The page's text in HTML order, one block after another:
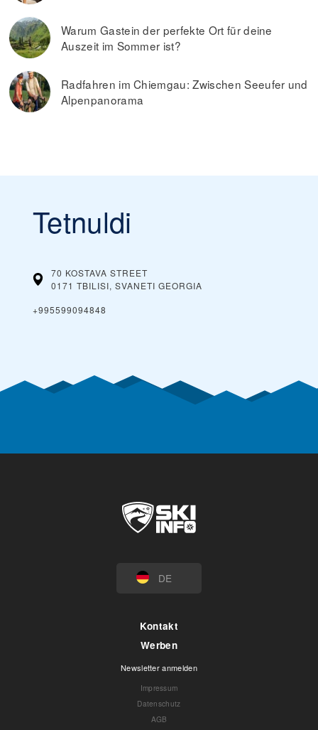
Warum Gastein der perfekte Ort für deine
Auszeit im Sommer ist?
Radfahren im Chiemgau: Zwischen Seeufer und
Alpenpanorama
Tetnuldi
70 KOSTAVA STREET
0171 TBILISI, SVANETI GEORGIA
+995599094848
DE
Kontakt
Werben
Newsletter anmelden
Impressum
Datenschutz
AGB